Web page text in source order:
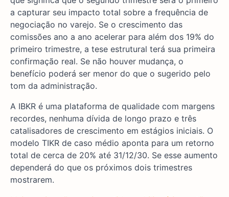
a capturar seu impacto total sobre a frequência de
negociação no varejo. Se o crescimento das
comissões ano a ano acelerar para além dos 19% do
primeiro trimestre, a tese estrutural terá sua primeira
confirmação real. Se não houver mudança, o
benefício poderá ser menor do que o sugerido pelo
tom da administração.
A IBKR é uma plataforma de qualidade com margens
recordes, nenhuma dívida de longo prazo e três
catalisadores de crescimento em estágios iniciais. O
modelo TIKR de caso médio aponta para um retorno
total de cerca de 20% até 31/12/30. Se esse aumento
dependerá do que os próximos dois trimestres
mostrarem.